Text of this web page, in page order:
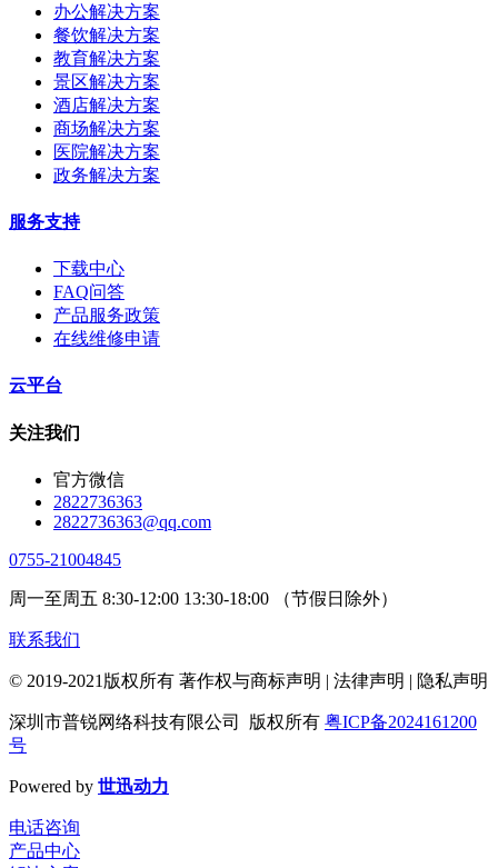
办公解决方案
餐饮解决方案
教育解决方案
景区解决方案
酒店解决方案
商场解决方案
医院解决方案
政务解决方案
服务支持
下载中心
FAQ问答
产品服务政策
在线维修申请
云平台
关注我们
官方微信
2822736363
2822736363@qq.com
0755-21004845
周一至周五 8:30-12:00 13:30-18:00 （节假日除外）
联系我们
© 2019-2021版权所有 著作权与商标声明 | 法律声明 | 隐私声明
深圳市普锐网络科技有限公司 版权所有 粤ICP备2024161200
号
Powered by 世迅动力
电话咨询
产品中心